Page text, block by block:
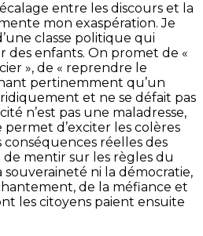
entre les discours et la
mon exaspération. Je
classe politique qui
des enfants. On promet de «
», de « reprendre le
pertinemment qu’un
et ne se défait pas
n’est pas une maladresse,
permet d’exciter les colères
conséquences réelles des
de mentir sur les règles du
ni la démocratie,
de la méfiance et
les citoyens paient ensuite